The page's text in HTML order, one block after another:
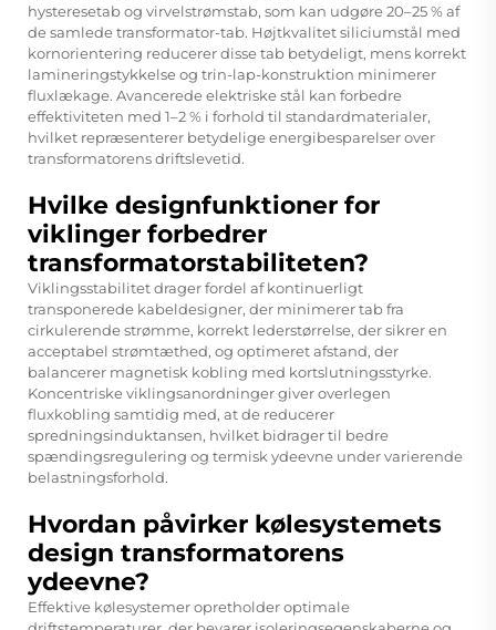
hysteresetab og virvelstrømstab, som kan udgøre 20–25 % af
de samlede transformator-tab. Højtkvalitet siliciumstål med
kornorientering reducerer disse tab betydeligt, mens korrekt
lamineringstykkelse og trin-lap-konstruktion minimerer
fluxlækage. Avancerede elektriske stål kan forbedre
effektiviteten med 1–2 % i forhold til standardmaterialer,
hvilket repræsenterer betydelige energibesparelser over
transformatorens driftslevetid.
Hvilke designfunktioner for
viklinger forbedrer
transformatorstabiliteten?
Viklingsstabilitet drager fordel af kontinuerligt
transponerede kabeldesigner, der minimerer tab fra
cirkulerende strømme, korrekt lederstørrelse, der sikrer en
acceptabel strømtæthed, og optimeret afstand, der
balancerer magnetisk kobling med kortslutningsstyrke.
Koncentriske viklingsanordninger giver overlegen
fluxkobling samtidig med, at de reducerer
spredningsinduktansen, hvilket bidrager til bedre
spændingsregulering og termisk ydeevne under varierende
belastningsforhold.
Hvordan påvirker kølesystemets
design transformatorens
ydeevne?
Effektive kølesystemer opretholder optimale